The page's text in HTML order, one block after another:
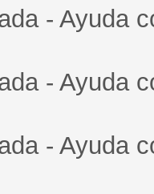
- Ayuda
- Ayuda
- Ayuda